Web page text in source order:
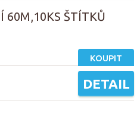
60M,10KS ŠTÍTKŮ
KOUPIT
DETAIL